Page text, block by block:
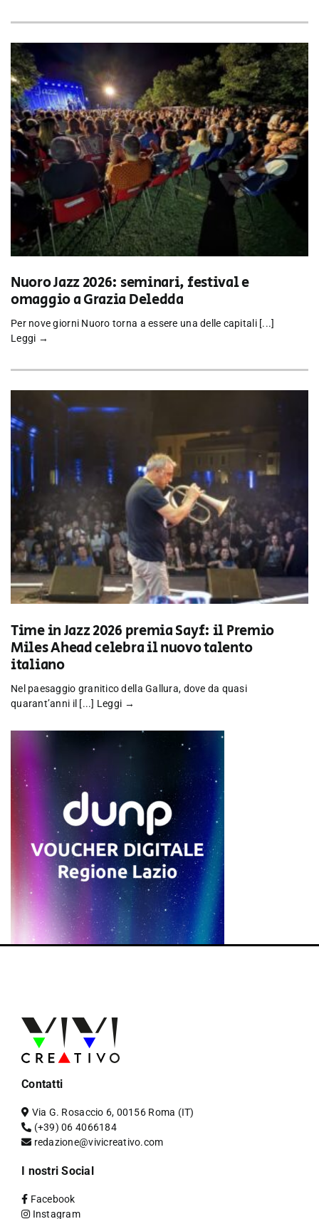
Nuoro Jazz 2026: seminari, festival e
omaggio a Grazia Deledda
Per nove giorni Nuoro torna a essere una delle capitali [...]
Leggi →
Time in Jazz 2026 premia Sayf: il Premio
Miles Ahead celebra il nuovo talento
italiano
Nel paesaggio granitico della Gallura, dove da quasi
quarant’anni il [...] Leggi →
Contatti
Via G. Rosaccio 6, 00156 Roma (IT)
(+39) 06 4066184
redazione@vivicreativo.com
I nostri Social
Facebook
Instagram